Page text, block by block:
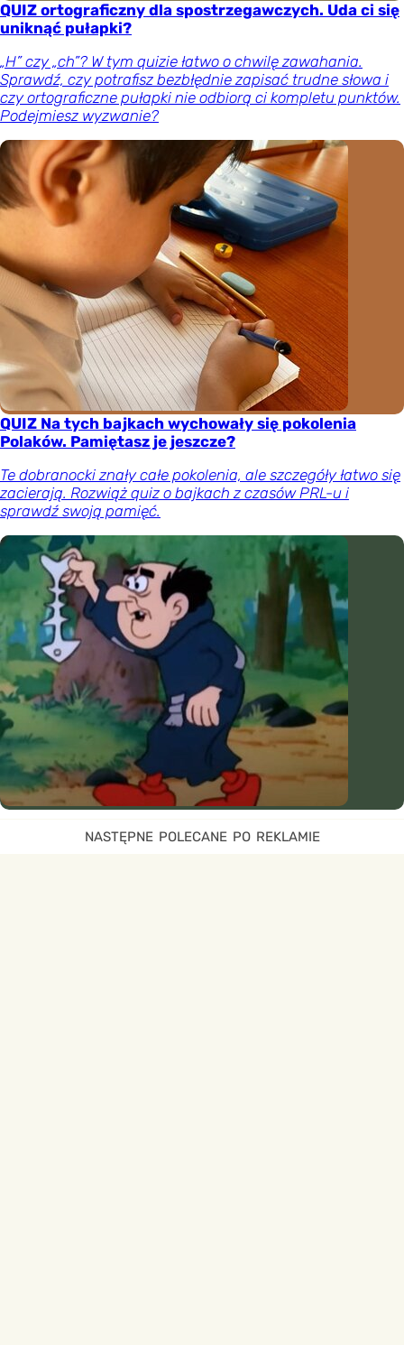
QUIZ ortograficzny dla spostrzegawczych. Uda ci się
uniknąć pułapki?
„H” czy „ch”? W tym quizie łatwo o chwilę zawahania.
Sprawdź, czy potrafisz bezbłędnie zapisać trudne słowa i
czy ortograficzne pułapki nie odbiorą ci kompletu punktów.
Podejmiesz wyzwanie?
QUIZ Na tych bajkach wychowały się pokolenia
Polaków. Pamiętasz je jeszcze?
Te dobranocki znały całe pokolenia, ale szczegóły łatwo się
zacierają. Rozwiąż quiz o bajkach z czasów PRL-u i
sprawdź swoją pamięć.